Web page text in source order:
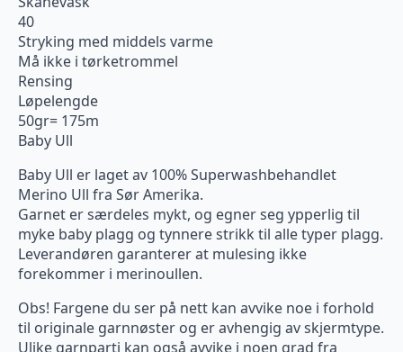
40
Stryking med middels varme
Må ikke i tørketrommel
Rensing
Løpelengde
50gr= 175m
Baby Ull
Baby Ull er laget av 100% Superwashbehandlet
Merino Ull fra Sør Amerika.
Garnet er særdeles mykt, og egner seg ypperlig til
myke baby plagg og tynnere strikk til alle typer plagg.
Leverandøren garanterer at mulesing ikke
forekommer i merinoullen.
Obs! Fargene du ser på nett kan avvike noe i forhold
til originale garnnøster og er avhengig av skjermtype.
Ulike garnparti kan også avvike i noen grad fra